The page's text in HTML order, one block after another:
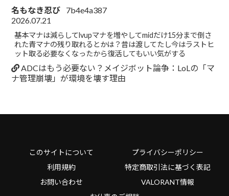
名もなき忍び
7b4e4a387
2026.07.21
基本マナは減らしてlvupマナを増やしてmidだけ15分まで倒さ
れた青マナの残り取れるとかは？昔は渡してたし今はラストヒ
ット取る必要なくなったから復活してもいい気がする
ADCはもう必要ない？メイジボット論争：LoLの「マ
ナ管理崩壊」が環境を壊す理由
このサイトについて
プライバシーポリシー
利用規約
特定商取引法に基づく表記
お問い合わせ
VALORANT情報